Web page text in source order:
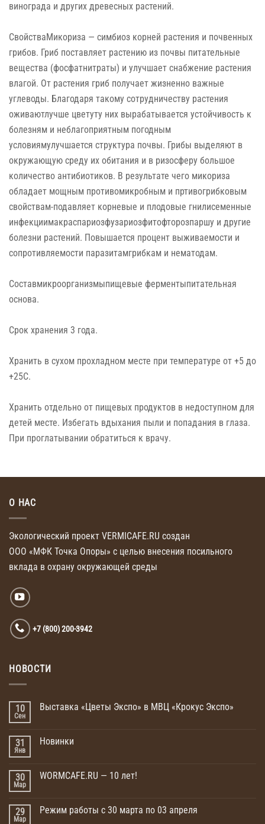
винограда и других древесных растений.
СвойстваМикориза — симбиоз корней растения и почвенных
грибов. Гриб поставляет растению из почвы питательные
вещества (фосфатнитраты) и улучшает снабжение растения
влагой. От растения гриб получает жизненно важные
углеводы. Благодаря такому сотрудничеству растения
оживаютлучше цветуту них вырабатывается устойчивость к
болезням и неблагоприятным погодным
условиямулучшается структура почвы. Грибы выделяют в
окружающую среду их обитания и в ризосферу большое
количество антибиотиков. В результате чего микориза
обладает мощным противомикробным и пртивогрибковым
свойствам-подавляет корневые и плодовые гнилисеменные
инфекциимакраспариозфузариозфитофторозпаршу и другие
болезни растений. Повышается процент выживаемости и
сопротивляемости паразитамгрибкам и нематодам.
Составмикроорганизмыпищевые ферментыпитательная
основа.
Срок хранения 3 года.
Хранить в сухом прохладном месте при температуре от +5 до
+25С.
Хранить отдельно от пищевых продуктов в недоступном для
детей месте. Избегать вдыхания пыли и попадания в глаза.
При проглатывании обратиться к врачу.
О НАС
Экологический проект VERMICAFE.RU создан
ООО «МФК Точка Опоры» с целью внесения посильного
вклада в охрану окружающей среды
+7 (800) 200-3942
НОВОСТИ
10
Сен
Выставка «Цветы Экспо» в МВЦ «Крокус Экспо»
31
Янв
Новинки
30
Мар
WORMCAFE.RU — 10 лет!
29
Мар
Режим работы с 30 марта по 03 апреля